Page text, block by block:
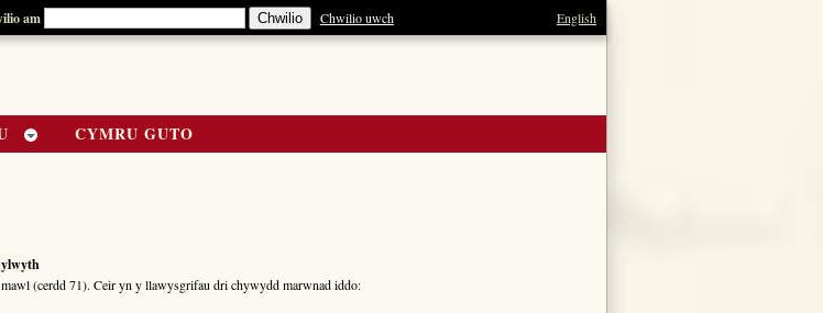
am Chwilio uwch English
CYMRU GUTO
(cerdd 71). Ceir yn y llawysgrifau dri chywydd marwnad iddo: